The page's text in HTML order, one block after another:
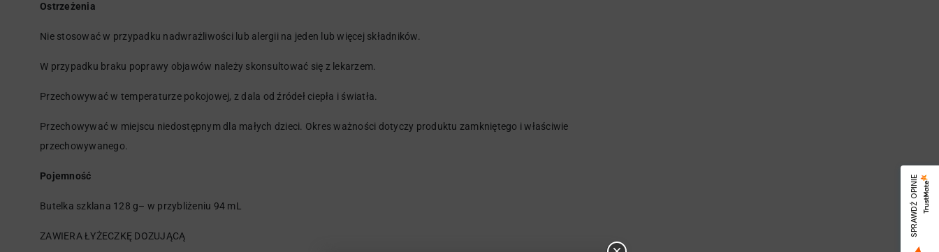
Ostrzeżenia
Nie stosować w przypadku nadwrażliwości lub alergii na jeden lub więcej składników.
W przypadku braku poprawy objawów należy skonsultować się z lekarzem.
Przechowywać w temperaturze pokojowej, z dala od źródeł ciepła i światła.
Przechowywać w miejscu niedostępnym dla małych dzieci. Okres ważności dotyczy produktu zamkniętego i właściwie
przechowywanego.
Pojemność
Butelka szklana 128 g– w przybliżeniu 94 mL
ZAWIERA ŁYŻECZKĘ DOZUJĄCĄ SPRAWDŹ OPINIE